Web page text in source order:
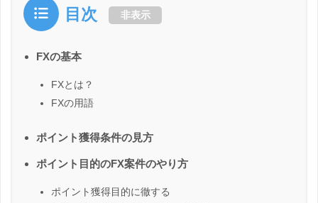
目次 非表示
FXの基本
FXとは？
FXの用語
ポイント獲得条件の見方
ポイント目的のFX案件のやり方
ポイント獲得目的に徹する